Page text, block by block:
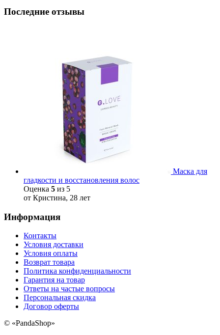
Последние отзывы
Маска для
гладкости и восстановления волос
Оценка 5 из 5
от Кристина, 28 лет
Информация
Контакты
Условия доставки
Условия оплаты
Возврат товара
Политика конфиденциальности
Гарантия на товар
Ответы на частые вопросы
Персональная скидка
Договор оферты
© «PandaShop»